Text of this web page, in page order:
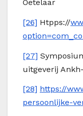
Oetelaar
[26] Htpps://
[27]
uitgeverij
[28] https://
persoonlijke-